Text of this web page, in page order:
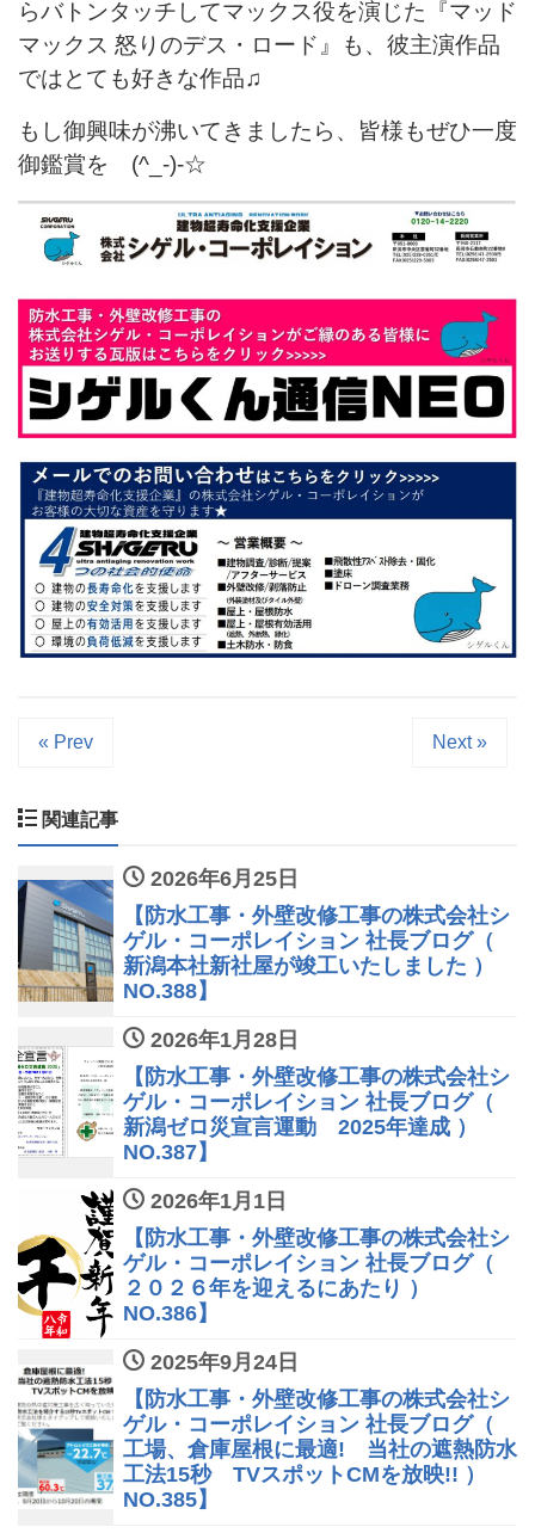
らバトンタッチしてマックス役を演じた『マッド
マックス 怒りのデス・ロード』も、彼主演作品
ではとても好きな作品♫
もし御興味が沸いてきましたら、皆様もぜひ一度
御鑑賞を (^_-)-☆
« Prev Next »
関連記事
2026年6月25日
【防水工事・外壁改修工事の株式会社シ
ゲル・コーポレイション 社長ブログ（
新潟本社新社屋が竣工いたしました ）
NO.388】
2026年1月28日
【防水工事・外壁改修工事の株式会社シ
ゲル・コーポレイション 社長ブログ（
新潟ゼロ災宣言運動 2025年達成 ）
NO.387】
2026年1月1日
【防水工事・外壁改修工事の株式会社シ
ゲル・コーポレイション 社長ブログ（
２０２６年を迎えるにあたり ）
NO.386】
2025年9月24日
【防水工事・外壁改修工事の株式会社シ
ゲル・コーポレイション 社長ブログ（
工場、倉庫屋根に最適! 当社の遮熱防水
工法15秒 TVスポットCMを放映!! ）
NO.385】